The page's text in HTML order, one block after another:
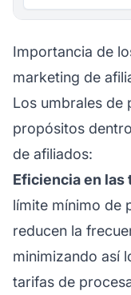
Importancia de
marketing de
Los umbrales de
propósitos
de afiliados:
Eficiencia en las
límite mínimo de
reducen la
minimizando así
tarifas de